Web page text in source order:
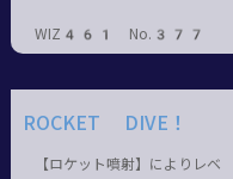
WIZ461 No.377
ROCKET DIVE！
【ロケット噴射】によりレベ